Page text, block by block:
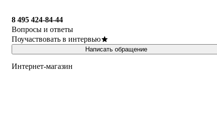
8 495 424-84-44
Вопросы и ответы
Поучаствовать в интервью
Написать обращение
Интернет-магазин